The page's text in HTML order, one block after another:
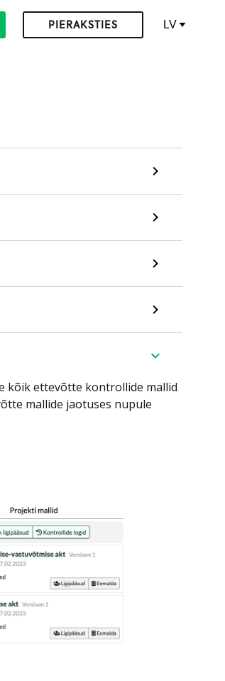
PIERAKSTIES LV
kõik ettevõtte kontrollide mallid
mallide jaotuses nupule